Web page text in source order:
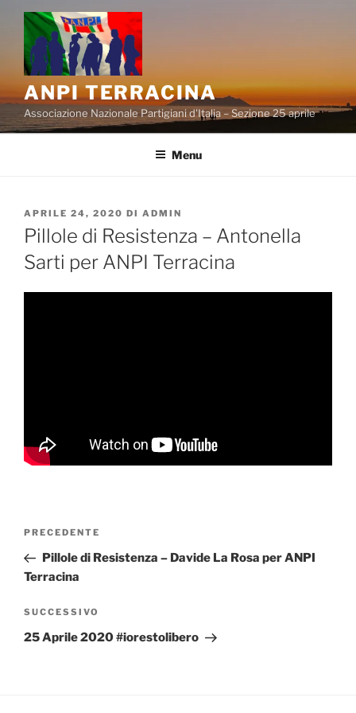
Salta
contenuto
ANPI TERRACINA
Associazione Nazionale Partigiani d'Italia – Sezione 25 aprile
Menu
PUBBLICATO
IL
APRILE 24, 2020 DI ADMIN
Pillole di Resistenza – Antonella
Sarti per ANPI Terracina
Navigazione
Articolo
precedente:
PRECEDENTE
Pillole di Resistenza – Davide La Rosa per ANPI
Terracina
Articolo
successivo
SUCCESSIVO
25 Aprile 2020 #iorestolibero